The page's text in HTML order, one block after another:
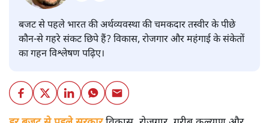
बजट से पहले भारत की अर्थव्यवस्था की चमकदार तस्वीर के पीछे
कौन-से गहरे संकट छिपे हैं? विकास, रोजगार और महंगाई के संकेतों
का गहन विश्लेषण पढ़िए।